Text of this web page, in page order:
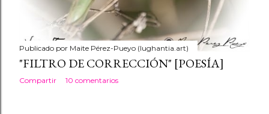
Publicado por Maite Pérez-Pueyo (lughantia.art)
"FILTRO DE CORRECCIÓN" [POESÍA]
Compartir 10 comentarios